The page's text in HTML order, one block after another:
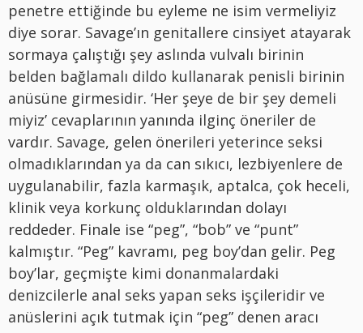
penetre ettiğinde bu eyleme ne isim vermeliyiz
diye sorar. Savage’ın genitallere cinsiyet atayarak
sormaya çalıştığı şey aslında vulvalı birinin
belden bağlamalı dildo kullanarak penisli birinin
anüsüne girmesidir. ‘Her şeye de bir şey demeli
miyiz’ cevaplarının yanında ilginç öneriler de
vardır. Savage, gelen önerileri yeterince seksi
olmadıklarından ya da can sıkıcı, lezbiyenlere de
uygulanabilir, fazla karmaşık, aptalca, çok heceli,
klinik veya korkunç olduklarından dolayı
reddeder. Finale ise “peg”, “bob” ve “punt”
kalmıştır. “Peg” kavramı, peg boy’dan gelir. Peg
boy’lar, geçmişte kimi donanmalardaki
denizcilerle anal seks yapan seks işçileridir ve
anüslerini açık tutmak için “peg” denen aracı